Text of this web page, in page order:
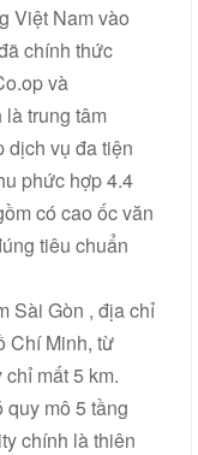
Việt Nam vào
chính thức
và
trung tâm
dịch vụ đa tiện
phức hợp 4.4
có cao ốc văn
tiêu chuẩn
Sài Gòn , địa chỉ
Chí Minh, từ
mất 5 km.
mô 5 tầng
chính là thiên